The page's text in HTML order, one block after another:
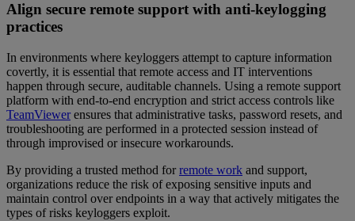
Align secure remote support with anti-keylogging
practices
In environments where keyloggers attempt to capture information
covertly, it is essential that remote access and IT interventions
happen through secure, auditable channels. Using a remote support
platform with end-to-end encryption and strict access controls like
TeamViewerensures that administrative tasks, password resets, and
troubleshooting are performed in a protected session instead of
through improvised or insecure workarounds.
By providing a trusted method forremote work and support,
organizations reduce the risk of exposing sensitive inputs and
maintain control over endpoints in a way that actively mitigates the
types of risks keyloggers exploit.